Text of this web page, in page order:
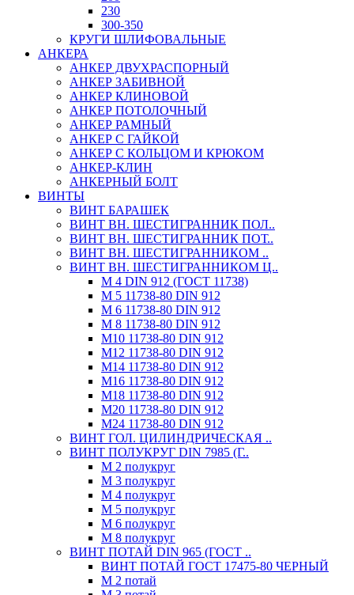
230
300-350
КРУГИ ШЛИФОВАЛЬНЫЕ
АНКЕРА
АНКЕР ДВУХРАСПОРНЫЙ
АНКЕР ЗАБИВНОЙ
АНКЕР КЛИНОВОЙ
АНКЕР ПОТОЛОЧНЫЙ
АНКЕР РАМНЫЙ
АНКЕР С ГАЙКОЙ
АНКЕР С КОЛЬЦОМ И КРЮКОМ
АНКЕР-КЛИН
АНКЕРНЫЙ БОЛТ
ВИНТЫ
ВИНТ БАРАШЕК
ВИНТ ВН. ШЕСТИГРАННИК ПОЛ..
ВИНТ ВН. ШЕСТИГРАННИК ПОТ..
ВИНТ ВН. ШЕСТИГРАННИКОМ ..
ВИНТ ВН. ШЕСТИГРАННИКОМ Ц..
М 4 DIN 912 (ГОСТ 11738)
М 5 11738-80 DIN 912
М 6 11738-80 DIN 912
М 8 11738-80 DIN 912
М10 11738-80 DIN 912
М12 11738-80 DIN 912
М14 11738-80 DIN 912
М16 11738-80 DIN 912
М18 11738-80 DIN 912
М20 11738-80 DIN 912
М24 11738-80 DIN 912
ВИНТ ГОЛ. ЦИЛИНДРИЧЕСКАЯ ..
ВИНТ ПОЛУКРУГ DIN 7985 (Г..
М 2 полукруг
М 3 полукруг
М 4 полукруг
М 5 полукруг
М 6 полукруг
М 8 полукруг
ВИНТ ПОТАЙ DIN 965 (ГОСТ ..
ВИНТ ПОТАЙ ГОСТ 17475-80 ЧЕРНЫЙ
М 2 потай